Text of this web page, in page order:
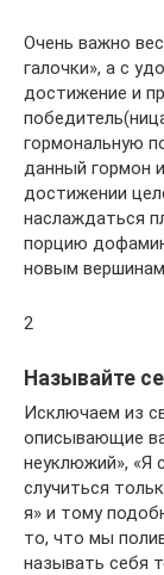
Очень важно
галочки», а с
достижение и
гормональную
данный гормон
достижении
наслаждаться
порцию
новым
2
Называйте
Исключаем из
описывающие
неуклюжий», «Я
случиться
я» и тому
то, что мы
называть себя